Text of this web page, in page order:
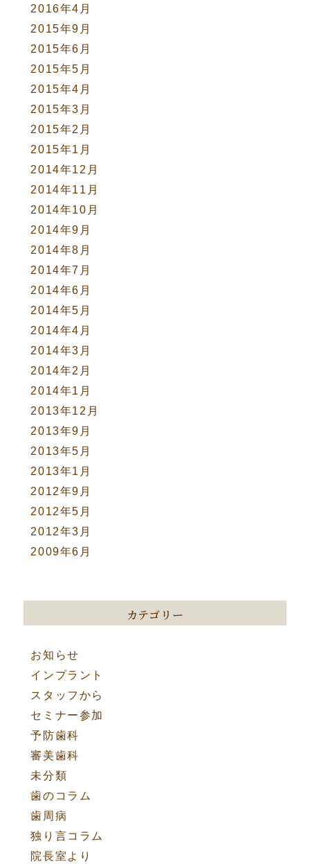
2016年4月
2015年9月
2015年6月
2015年5月
2015年4月
2015年3月
2015年2月
2015年1月
2014年12月
2014年11月
2014年10月
2014年9月
2014年8月
2014年7月
2014年6月
2014年5月
2014年4月
2014年3月
2014年2月
2014年1月
2013年12月
2013年9月
2013年5月
2013年1月
2012年9月
2012年5月
2012年3月
2009年6月
カテゴリー
お知らせ
インプラント
スタッフから
セミナー参加
予防歯科
審美歯科
未分類
歯のコラム
歯周病
独り言コラム
院長室より